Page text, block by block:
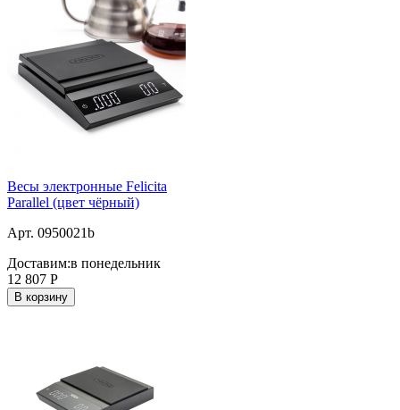
Весы электронные Felicita
Parallel (цвет чёрный)
Арт. 0950021b
Доставим:в понедельник
12 807 Р
В корзину